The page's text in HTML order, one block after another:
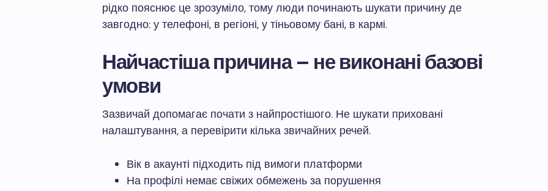
рідко пояснює це зрозуміло, тому люди починають шукати причину де
завгодно: у телефоні, в регіоні, у тіньовому бані, в кармі.
Найчастіша причина – не виконані базові
умови
Зазвичай допомагає почати з найпростішого. Не шукати приховані
налаштування, а перевірити кілька звичайних речей.
Вік в акаунті підходить під вимоги платформи
На профілі немає свіжих обмежень за порушення